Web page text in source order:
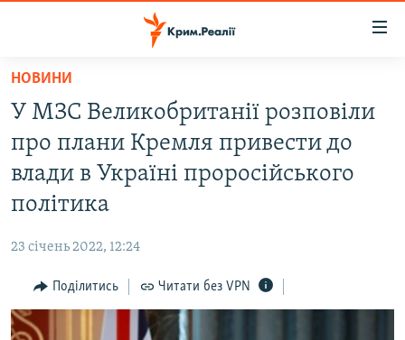
Перейти
основного
матеріалу
Перейти
до
основної
Перейти
пошуку
ВІДЕО ТА ФОТО
ПОЛІТИКА
ІНТЕРВ'Ю
ВСЕ ЗА ДЕНЬ
НОВИНИ
У МЗС Великобританії розповіли
про плани Кремля привести до
влади в Україні проросійського
політика
23 січень 2022, 12:24
Поділитись Читати без VPN